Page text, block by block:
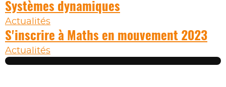
Systèmes dynamiques
Actualités
S'inscrire à Maths en mouvement 2023
Actualités